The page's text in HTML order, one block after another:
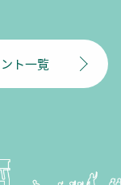
ト一覧